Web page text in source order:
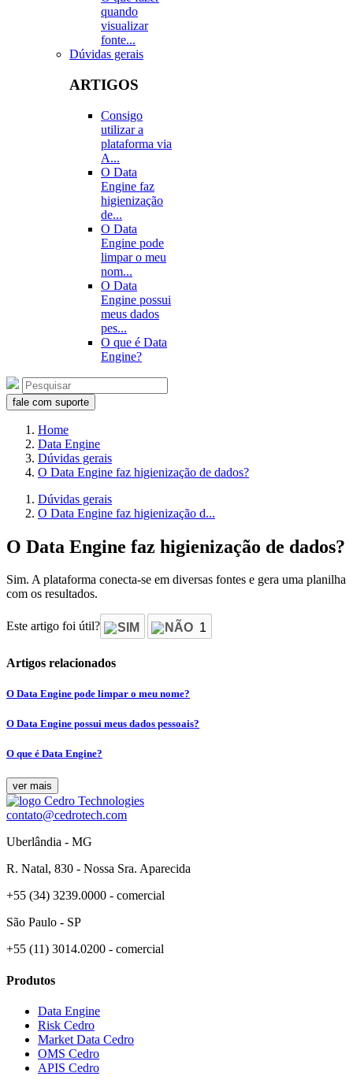
quando
visualizar
fonte...
Dúvidas gerais
ARTIGOS
Consigo
utilizar a
plataforma via
A...
O Data
Engine faz
higienização
de...
O Data
Engine pode
limpar o meu
nom...
O Data
Engine possui
meus dados
pes...
O que é Data
Engine?
fale com suporte
Home
Data Engine
Dúvidas gerais
O Data Engine faz higienização de dados?
Dúvidas gerais
O Data Engine faz higienização d...
O Data Engine faz higienização de dados?
Sim. A plataforma conecta-se em diversas fontes e gera uma planilha
com os resultados.
Este artigo foi útil? SIM NÃO 1
Artigos relacionados
O Data Engine pode limpar o meu nome?
O Data Engine possui meus dados pessoais?
O que é Data Engine?
ver mais
contato@cedrotech.com
Uberlândia - MG
R. Natal, 830 - Nossa Sra. Aparecida
+55 (34) 3239.0000 - comercial
São Paulo - SP
+55 (11) 3014.0200 - comercial
Produtos
Data Engine
Risk Cedro
Market Data Cedro
OMS Cedro
APIS Cedro